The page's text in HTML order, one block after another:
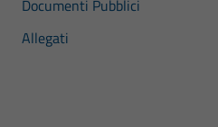
Documenti Pubblici
Allegati